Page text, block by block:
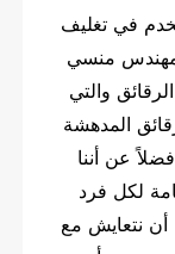
في تغليف
منسي
والتي
المدهشة
عن أننا
لكل فرد
أن نتعايش مع